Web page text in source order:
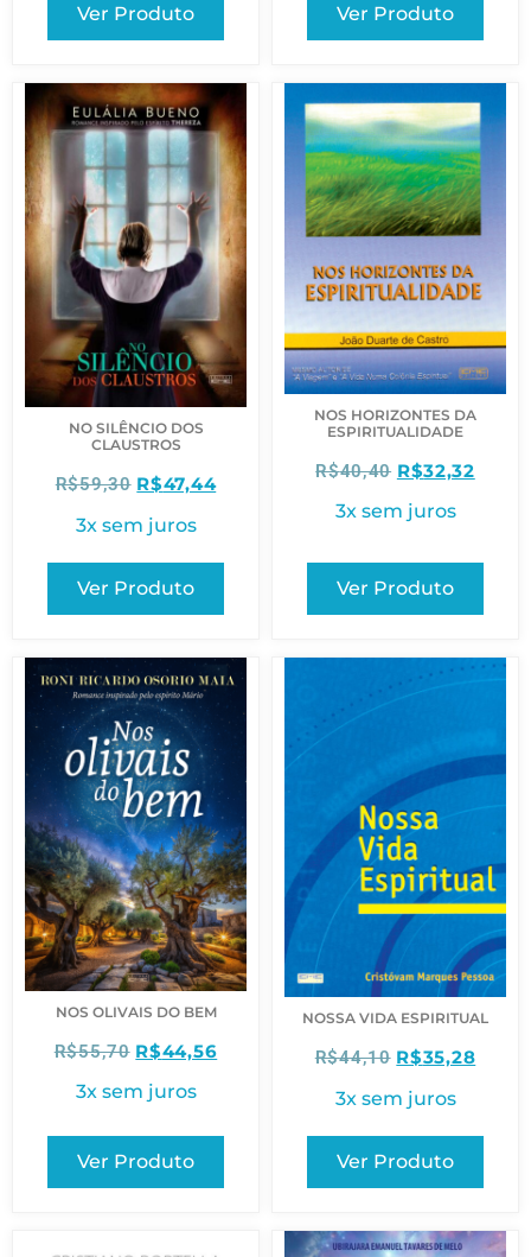
Ver Produto Ver Produto
NO SILÊNCIO DOS
CLAUSTROS
R$59,30 R$47,44
3x sem juros
Ver Produto
NOS HORIZONTES DA
ESPIRITUALIDADE
R$40,40 R$32,32
3x sem juros
Ver Produto
NOS OLIVAIS DO BEM
R$55,70 R$44,56
3x sem juros
Ver Produto
NOSSA VIDA ESPIRITUAL
R$44,10 R$35,28
3x sem juros
Ver Produto